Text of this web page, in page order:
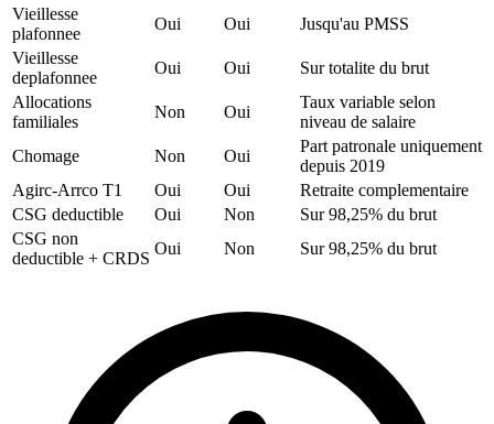
Vieillesse
plafonnee
Oui Oui
Jusqu'au PMSS
Vieillesse
deplafonnee
Oui Oui
Sur totalite du brut
Allocations
familiales
Non Oui
Taux variable selon
niveau de salaire
Chomage
Non Oui
Part patronale uniquement
depuis 2019
Agirc-Arrco T1
Oui Oui
Retraite complementaire
CSG deductible
Oui Non
Sur 98,25% du brut
CSG non
deductible + CRDS
Oui Non Sur 98,25% du brut